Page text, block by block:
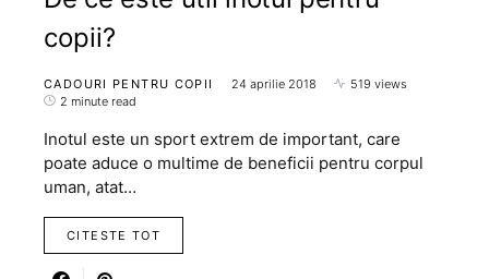
copii?
CADOURI PENTRU COPII 24 aprilie 2018
519 views
2 minute read
Inotul este un sport extrem de important, care
poate aduce o multime de beneficii pentru corpul
uman, atat…
CITESTE TOT